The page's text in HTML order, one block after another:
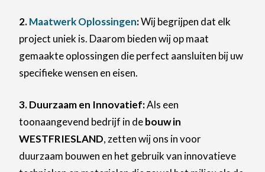
2.Maatwerk Oplossingen:Wij begrijpen dat elk
project uniek is. Daarom bieden wij op maat
gemaakte oplossingen die perfect aansluiten bij uw
specifieke wensen en eisen.
3. Duurzaam en Innovatief:Als een
toonaangevend bedrijf in debouw in
WESTFRIESLAND, zetten wij ons in voor
duurzaam bouwen en het gebruik van innovatieve